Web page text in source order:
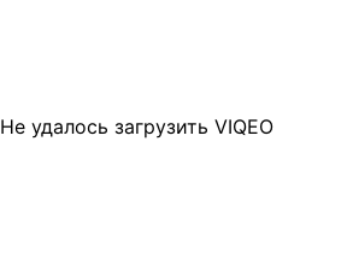
Не удалось загрузить VIQEO